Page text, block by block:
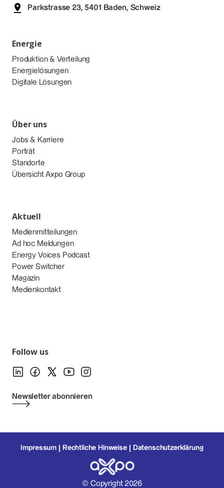
Parkstrasse 23, 5401 Baden, Schweiz
Energie
Produktion & Verteilung
Energielösungen
Digitale Lösungen
Über uns
Jobs & Karriere
Porträt
Standorte
Übersicht Axpo Group
Aktuell
Medienmitteilungen
Ad hoc Meldungen
Energy Voices Podcast
Power Switcher
Magazin
Medienkontakt
Follow us
Newsletter abonnieren
Impressum Rechtliche Hinweise Datenschutzerklärung
© Copyright 2026